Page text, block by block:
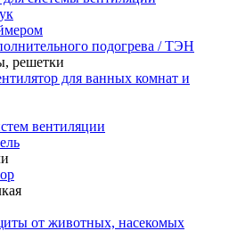
подогрева / ТЭН
решетки
для ванных комнат и
вентиляции
от животных, насекомых